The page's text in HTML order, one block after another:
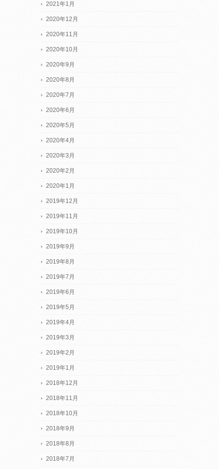
2021年1月
2020年12月
2020年11月
2020年10月
2020年9月
2020年8月
2020年7月
2020年6月
2020年5月
2020年4月
2020年3月
2020年2月
2020年1月
2019年12月
2019年11月
2019年10月
2019年9月
2019年8月
2019年7月
2019年6月
2019年5月
2019年4月
2019年3月
2019年2月
2019年1月
2018年12月
2018年11月
2018年10月
2018年9月
2018年8月
2018年7月